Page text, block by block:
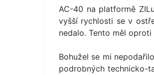
AC-40 na platformě
vyšší rychlosti se v
nedalo. Tento měl
Bohužel se mi
podrobných technicko-